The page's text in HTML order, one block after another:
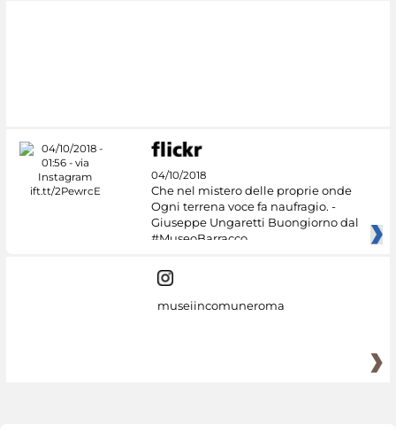
04/10/2018
Che nel mistero delle proprie onde
Ogni terrena voce fa naufragio. -
Giuseppe Ungaretti Buongiorno dal
#MuseoBarracco
museiincomuneroma